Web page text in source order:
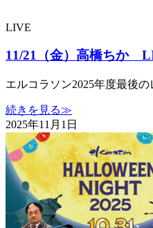
LIVE
11/21（金）高橋ちか
エルコラソン2025年度最後の
続きを見る≫
2025年11月1日